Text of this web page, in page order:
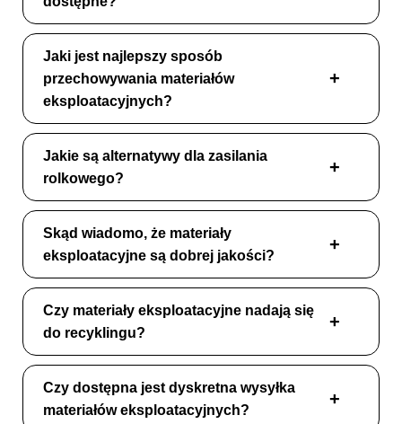
Jaki jest najlepszy sposób
przechowywania materiałów
eksploatacyjnych?
Jakie są alternatywy dla zasilania
rolkowego?
Skąd wiadomo, że materiały
eksploatacyjne są dobrej jakości?
Czy materiały eksploatacyjne nadają się
do recyklingu?
Czy dostępna jest dyskretna wysyłka
materiałów eksploatacyjnych?